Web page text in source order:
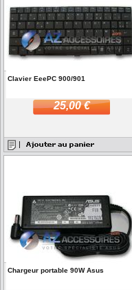
Clavier EeePC 900/901
25,00 €
Chargeur portable 90W Asus